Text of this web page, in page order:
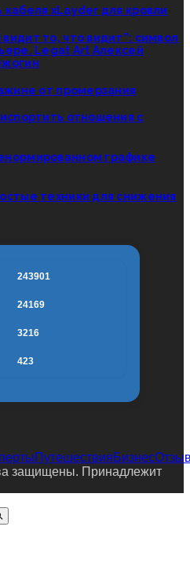
xLayder для кровли
то, что видит”: символ
Legat Art Алексей
от промерзания
отношения с
графике
техники для снижения
243901
24169
3216
423
ПутешествияБизнес
защищены. Принадлежит